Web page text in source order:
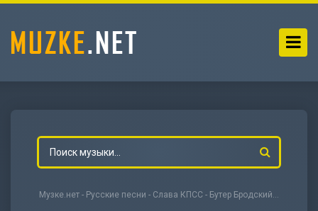
Музке.нет - Русские песни - Слава КПСС - Бутер Бродский 2 (Новый альбом 2022)